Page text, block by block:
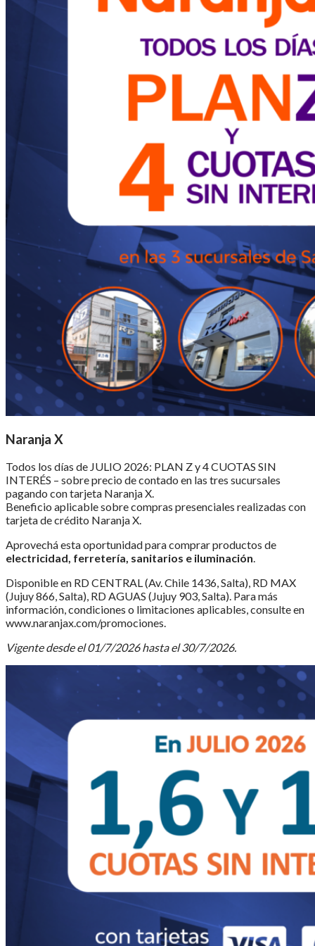
Naranja X
Todos los días de JULIO 2026: PLAN Z y 4 CUOTAS SIN
INTERÉS – sobre precio de contado en las tres sucursales
pagando con tarjeta Naranja X.
Beneficio aplicable sobre compras presenciales realizadas con
tarjeta de crédito Naranja X.
Aprovechá esta oportunidad para comprar productos de
electricidad, ferretería, sanitarios e iluminación.
Disponible en RD CENTRAL (Av. Chile 1436, Salta), RD MAX
(Jujuy 866, Salta), RD AGUAS (Jujuy 903, Salta). Para más
información, condiciones o limitaciones aplicables, consulte en
www.naranjax.com/promociones.
Vigente desde el 01/7/2026 hasta el 30/7/2026.